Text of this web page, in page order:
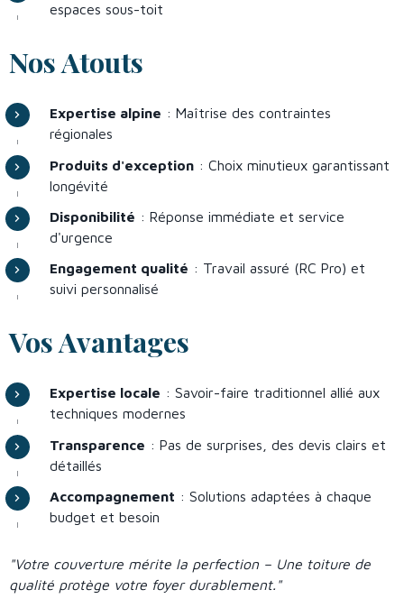
espaces sous-toit
Nos Atouts
Expertise alpine : Maîtrise des contraintes
régionales
Produits d'exception : Choix minutieux garantissant
longévité
Disponibilité : Réponse immédiate et service
d'urgence
Engagement qualité : Travail assuré (RC Pro) et
suivi personnalisé
Vos Avantages
Expertise locale : Savoir-faire traditionnel allié aux
techniques modernes
Transparence : Pas de surprises, des devis clairs et
détaillés
Accompagnement : Solutions adaptées à chaque
budget et besoin
"Votre couverture mérite la perfection – Une toiture de
qualité protège votre foyer durablement."